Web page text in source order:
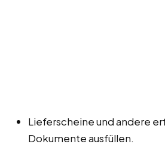
Lieferscheine und andere
Dokumente ausfüllen.